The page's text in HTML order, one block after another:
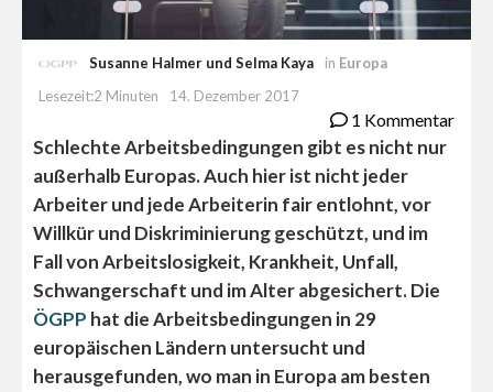
Susanne Halmer und Selma Kaya in Europa
Lesezeit:2 Minuten
14. Dezember 2017
1 Kommentar
Schlechte Arbeitsbedingungen gibt es nicht nur
außerhalb Europas. Auch hier ist nicht jeder
Arbeiter und jede Arbeiterin fair entlohnt, vor
Willkür und Diskriminierung geschützt, und im
Fall von Arbeitslosigkeit, Krankheit, Unfall,
Schwangerschaft und im Alter abgesichert. Die
ÖGPP hat die Arbeitsbedingungen in 29
europäischen Ländern untersucht und
herausgefunden, wo man in Europa am besten